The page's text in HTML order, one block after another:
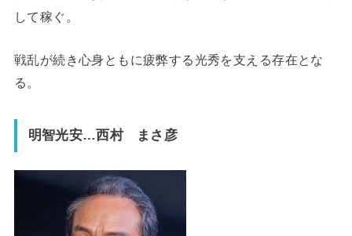
して稼ぐ。
戦乱が続き心身ともに疲弊する光秀を支える存在とな
る。
明智光安…西村 まさ彦